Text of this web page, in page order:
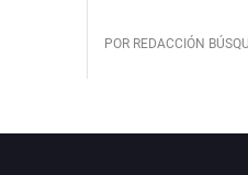
POR REDACCIÓN